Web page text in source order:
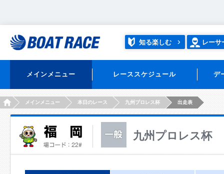
知る楽しむ レーサ
メインメニュー レーススケジュール デ
HOMEメインメニュー 本日のレース 九州プロレス杯 出走表
九州プロレス杯